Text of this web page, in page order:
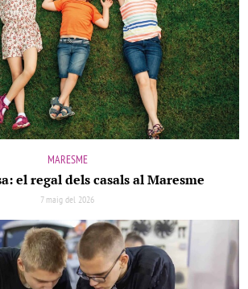
MARESME
el regal dels casals al Maresme
7 maig del 2026